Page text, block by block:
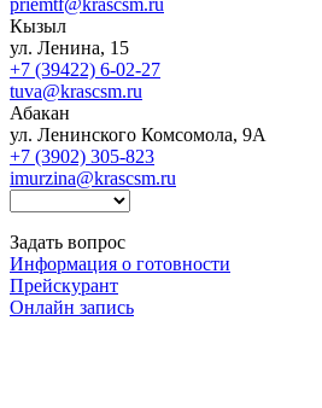
Кызыл
ул. Ленина, 15
+7 (39422) 6-02-27
tuva@krascsm.ru
Абакан
ул. Ленинского Комсомола, 9А
+7 (3902) 305-823
imurzina@krascsm.ru
Задать вопрос
Информация о готовности
Прейскурант
Онлайн запись